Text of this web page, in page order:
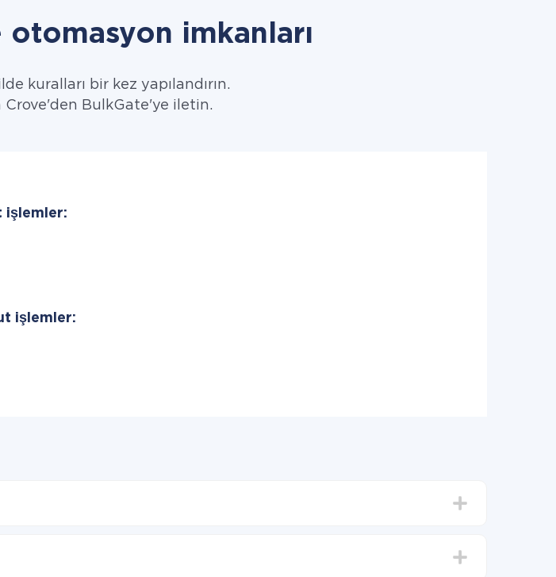
imkanları
kuralları bir kez yapılandırın.
Crove'den BulkGate'ye iletin.
işlemler:
işlemler: